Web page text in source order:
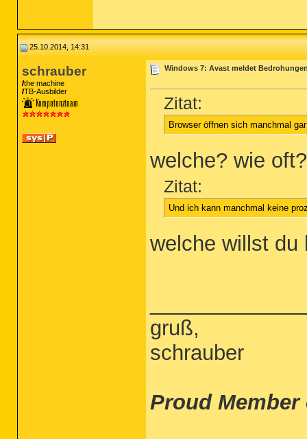
25.10.2014, 14:31
schrauber
the machine
TB-Ausbilder
Windows 7: Avast meldet
Zitat:
Browser öffnen sich manchmal
welche? wie
Zitat:
Und ich kann manchmal keine
welche willst du
gruß,
schrauber
Proud Member